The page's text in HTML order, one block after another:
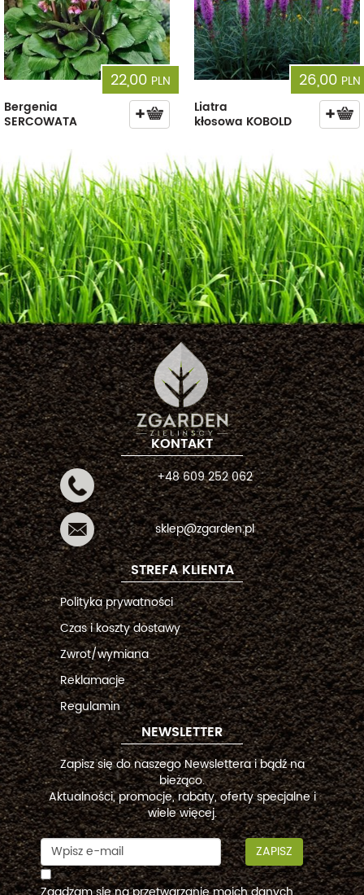
22,00 PLN
Bergenia
SERCOWATA
26,00 PLN
Liatra
kłosowa KOBOLD
KONTAKT
+48 609 252 062
sklep@zgarden.pl
STREFA KLIENTA
Polityka prywatności
Czas i koszty dostawy
Zwrot/wymiana
Reklamacje
Regulamin
NEWSLETTER
Zapisz się do naszego Newslettera i bądź na
bieżąco.
Aktualności, promocje, rabaty, oferty specjalne i
wiele więcej.
ZAPISZ